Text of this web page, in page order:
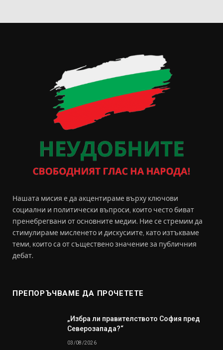
Нашата мисия е да акцентираме върху ключови
социални и политически въпроси, които често биват
пренебрегвани от основните медии. Ние се стремим да
стимулираме мисленето и дискусиите, като изтъкваме
теми, които са от съществено значение за публичния
дебат.
ПРЕПОРЪЧВАМЕ ДА ПРОЧЕТЕТЕ
„Избра ли правителството София пред
Северозапада?“
03/08/2026